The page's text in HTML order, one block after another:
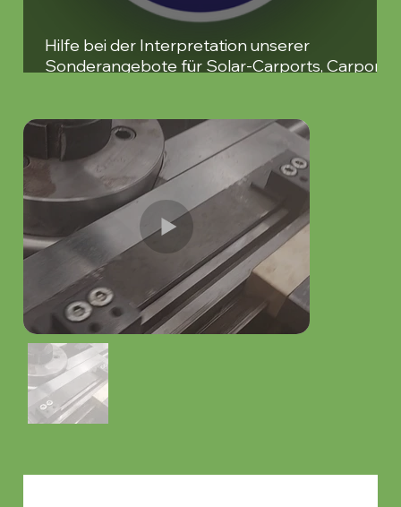
Hilfe bei der Interpretation unserer
Sonderangebote für Solar-Carports, Carports